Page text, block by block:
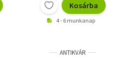
Kosárba
4 - 6 munkanap
ANTIKVÁR